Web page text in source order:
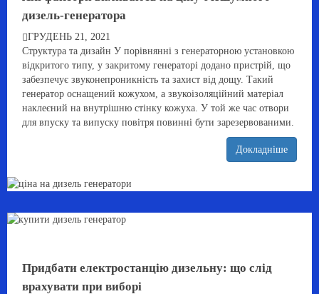
дизель-генератора
ГРУДЕНЬ 21, 2021
Структура та дизайн У порівнянні з генераторною установкою
відкритого типу, у закритому генераторі додано пристрій, що
забезпечує звуконепроникність та захист від дощу. Такий
генератор оснащений кожухом, а звукоізоляційний матеріал
наклеєний на внутрішню стінку кожуха. У той же час отвори
для впуску та випуску повітря повинні бути зарезервованими.
Докладніше
Придбати електростанцію дизельну: що слід
врахувати при виборі